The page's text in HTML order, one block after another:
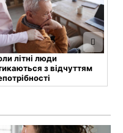
Pin-Up: слоти, спорт і live-
формати в одному
користувацькому
маршруті